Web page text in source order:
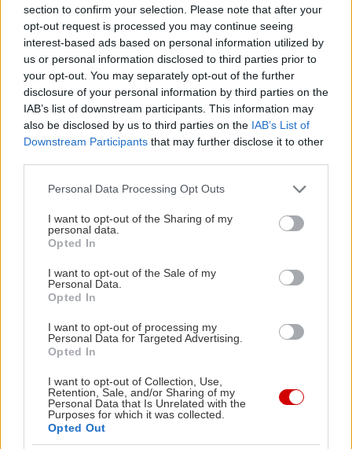
section to confirm your selection. Please note that after your
opt-out request is processed you may continue seeing
interest-based ads based on personal information utilized by
us or personal information disclosed to third parties prior to
your opt-out. You may separately opt-out of the further
disclosure of your personal information by third parties on the
IAB’s list of downstream participants. This information may
also be disclosed by us to third parties on the IAB’s List of
Downstream Participants that may further disclose it to other
Please note that this website/app uses one or more Google
not limited to your visit or usage behaviour. You may click to
grant or deny consent to Google and its third-party tags to
use your data for below specified purposes in below Google
consent section.
Personal Data Processing Opt Outs
I want to opt-out of the Sharing of my
personal data.
Opted In
I want to opt-out of the Sale of my
Personal Data.
Opted In
I want to opt-out of processing my
Personal Data for Targeted Advertising.
Opted In
I want to opt-out of Collection, Use,
Retention, Sale, and/or Sharing of my
Personal Data that Is Unrelated with the
Purposes for which it was collected.
Opted Out